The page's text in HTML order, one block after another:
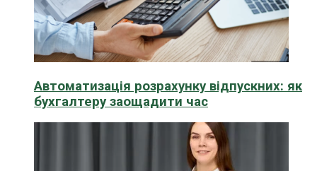
Автоматизація розрахунку відпускних: як
бухгалтеру заощадити час